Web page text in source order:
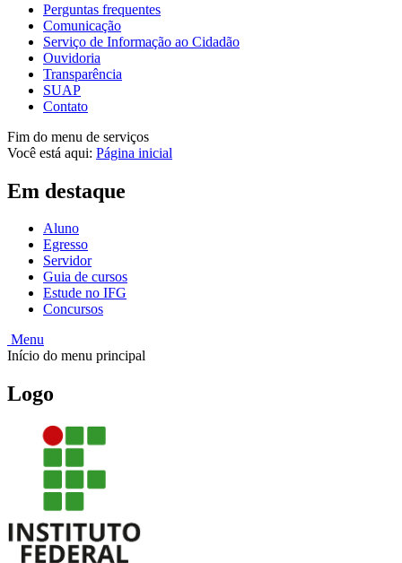
Perguntas frequentes
Comunicação
Serviço de Informação ao Cidadão
Ouvidoria
Transparência
SUAP
Contato
Fim do menu de serviços
Você está aqui: Página inicial
Em destaque
Aluno
Egresso
Servidor
Guia de cursos
Estude no IFG
Concursos
Menu
Início do menu principal
Logo